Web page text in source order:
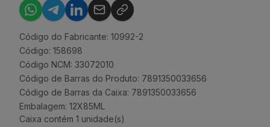
Código do Fabricante: 10992-2
Código: 158698
Código NCM: 33072010
Código de Barras do Produto: 7891350033656
Código de Barras da Caixa: 7891350033656
Embalagem: 12X85ML
Caixa contém 1 unidade(s)